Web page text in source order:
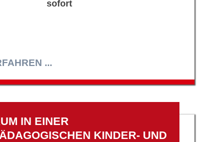
sofort
...
IN EINER
KINDER- UND